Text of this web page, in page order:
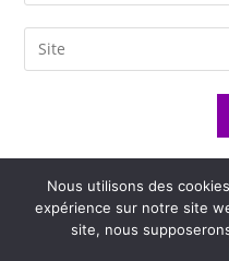
Nous utilisons des
expérience sur notre site
site, nous